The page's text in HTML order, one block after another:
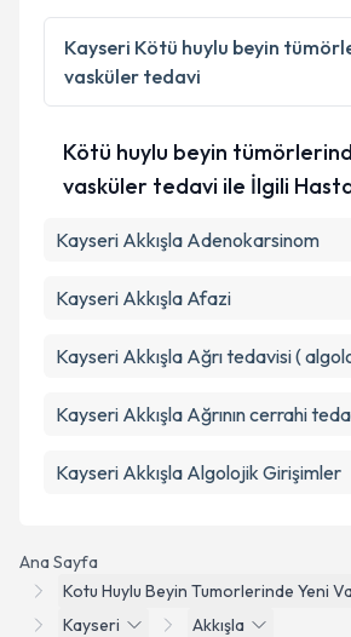
Ana Sayfa
Kotu Huylu Beyin Tumorlerinde Yeni
Kayseri
Akkışla
Kayseri Kötü huylu beyin
vasküler tedavi
Kötü huylu beyin
vasküler tedavi ile İlgili
Kayseri Akkışla Adenokarsinom
Kayseri Akkışla Afazi
Kayseri Akkışla Ağrı tedavisi (
Kayseri Akkışla Ağrının cerrahi
Kayseri Akkışla Algolojik Girişimler